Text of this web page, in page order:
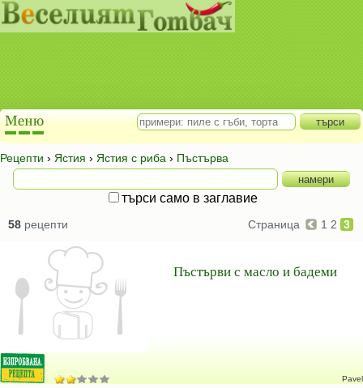
Рецепти › Ястия › Ястия с риба › Пъстърва
търси само в заглавие
58 рецепти Страница 1 2 3
Пъстърви с масло и бадеми
Pavel